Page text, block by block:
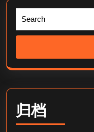
Search
归档